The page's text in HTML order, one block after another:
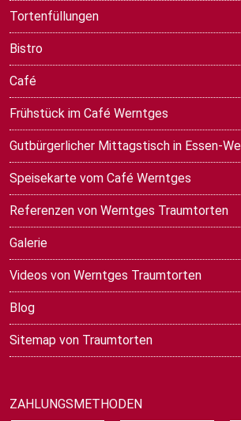
Tortenfüllungen
Bistro
Café
Frühstück im Café Werntges
Gutbürgerlicher Mittagstisch in Essen-
Speisekarte vom Café Werntges
Referenzen von Werntges Traumtorten
Galerie
Videos von Werntges Traumtorten
Blog
Sitemap von Traumtorten
ZAHLUNGSMETHODEN